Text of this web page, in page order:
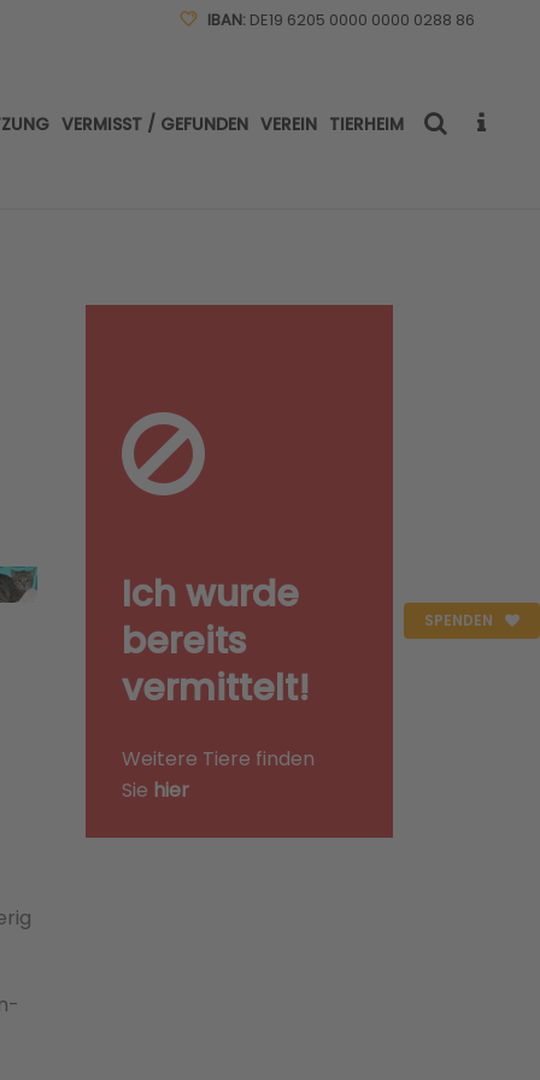
IBAN: DE19 6205 0000 0000 0288 86
VERMISST / GEFUNDEN VEREIN TIERHEIM
SPENDEN
Ich wurde
bereits
vermittelt!
Weitere Tiere finden
Sie hier